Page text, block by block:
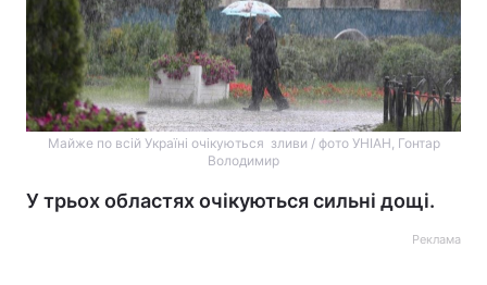
Майже по всій Україні очікуються зливи / фото УНІАН, Гонтар
Володимир
У трьох областях очікуються сильні дощі.
Реклама